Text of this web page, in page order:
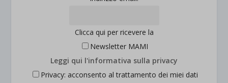
Clicca qui per ricevere la
Newsletter MAMI
Leggi qui l'informativa sulla privacy
Privacy: acconsento al trattamento dei miei dati